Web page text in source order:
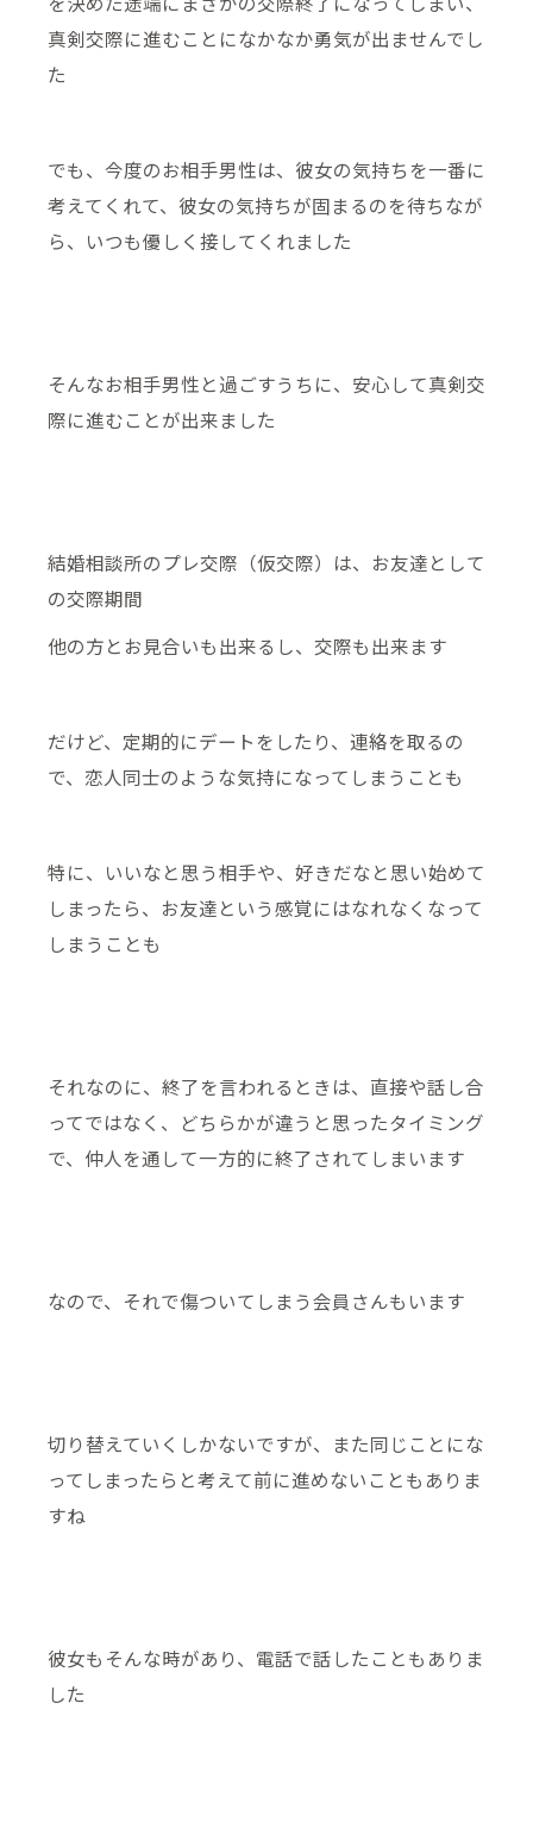
真剣交際に進むことになかなか勇気が出ませんでし
た
でも、今度のお相手男性は、彼女の気持ちを一番に
考えてくれて、彼女の気持ちが固まるのを待ちなが
ら、いつも優しく接してくれました
そんなお相手男性と過ごすうちに、安心して真剣交
際に進むことが出来ました
結婚相談所のプレ交際（仮交際）は、お友達として
の交際期間
他の方とお見合いも出来るし、交際も出来ます
だけど、定期的にデートをしたり、連絡を取るの
で、恋人同士のような気持になってしまうことも
特に、いいなと思う相手や、好きだなと思い始めて
しまったら、お友達という感覚にはなれなくなって
しまうことも
それなのに、終了を言われるときは、直接や話し合
ってではなく、どちらかが違うと思ったタイミング
で、仲人を通して一方的に終了されてしまいます
なので、それで傷ついてしまう会員さんもいます
切り替えていくしかないですが、また同じことにな
ってしまったらと考えて前に進めないこともありま
すね
彼女もそんな時があり、電話で話したこともありま
した